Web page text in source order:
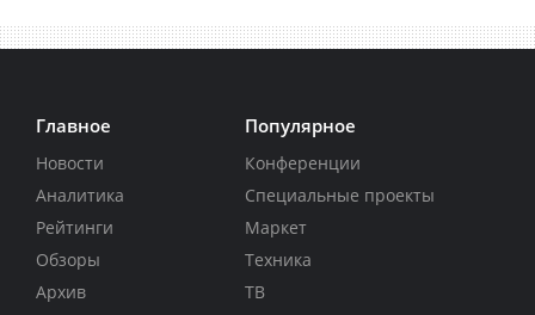
Главное
Новости
Аналитика
Рейтинги
Обзоры
Архив
Популярное
Конференции
Специальные проекты
Маркет
Техника
ТВ